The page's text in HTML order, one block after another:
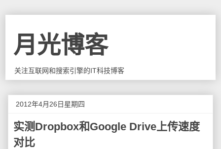
月光博客
关注互联网和搜索引擎的IT科技博客
2012年4月26日星期四
实测Dropbox和Google Drive上传速度
对比